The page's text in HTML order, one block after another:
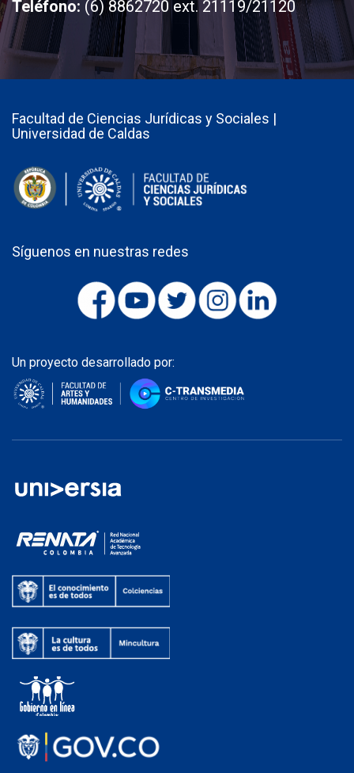
Teléfono: (6) 8862720 ext. 21119/21120
Facultad de Ciencias Jurídicas y Sociales |
Universidad de Caldas
Síguenos en nuestras redes
Un proyecto desarrollado por: